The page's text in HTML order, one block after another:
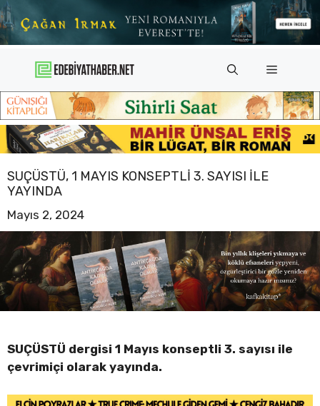
İçeriğe
atla
Menü
SUÇÜSTÜ, 1 MAYIS KONSEPTLI 3. SAYISI ILE
YAYINDA
Mayıs 2, 2024
SUÇÜSTÜ dergisi 1 Mayıs konseptli 3. sayısı ile
çevrimiçi olarak yayında.